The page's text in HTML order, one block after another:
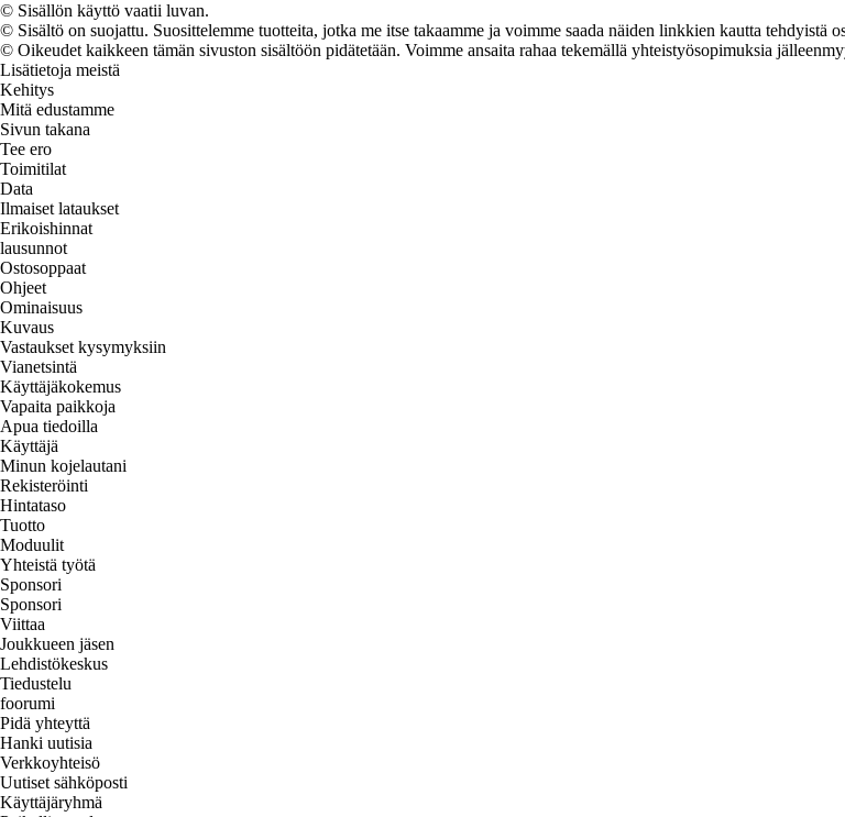
© Sisällön käyttö vaatii luvan.
© Sisältö on suojattu. Suosittelemme tuotteita, jotka me itse takaamme ja voimme saada näiden linkkien kautta tehdyistä
© Oikeudet kaikkeen tämän sivuston sisältöön pidätetään. Voimme ansaita rahaa tekemällä yhteistyösopimuksia
Lisätietoja meistä
Kehitys
Mitä edustamme
Sivun takana
Tee ero
Toimitilat
Data
Ilmaiset lataukset
Erikoishinnat
lausunnot
Ostosoppaat
Ohjeet
Ominaisuus
Kuvaus
Vastaukset kysymyksiin
Vianetsintä
Käyttäjäkokemus
Vapaita paikkoja
Apua tiedoilla
Käyttäjä
Minun kojelautani
Rekisteröinti
Hintataso
Tuotto
Moduulit
Yhteistä työtä
Sponsori
Sponsori
Viittaa
Joukkueen jäsen
Lehdistökeskus
Tiedustelu
foorumi
Pidä yhteyttä
Hanki uutisia
Verkkoyhteisö
Uutiset sähköposti
Käyttäjäryhmä